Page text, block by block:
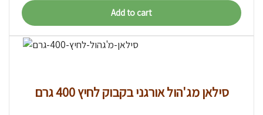
Add to cart
סילאן מג'הול אורגני בקבוק לחיץ 400 גרם